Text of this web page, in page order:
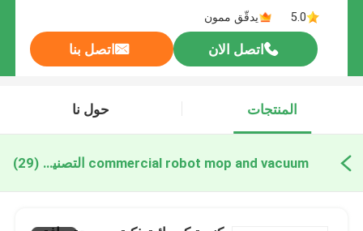
5.0
يدقّق ممون
اتصل الان اتصل بنا
المنتجات حول نا
commercial robot mop and vacuum التصنيع عبر الإنترنت (29)